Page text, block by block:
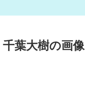
葉大樹の画